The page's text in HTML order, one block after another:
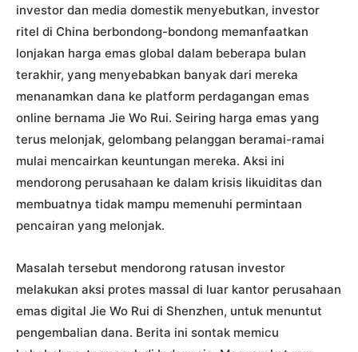
investor dan media domestik menyebutkan, investor
ritel di China berbondong-bondong memanfaatkan
lonjakan harga emas global dalam beberapa bulan
terakhir, yang menyebabkan banyak dari mereka
menanamkan dana ke platform perdagangan emas
online bernama Jie Wo Rui. Seiring harga emas yang
terus melonjak, gelombang pelanggan beramai-ramai
mulai mencairkan keuntungan mereka. Aksi ini
mendorong perusahaan ke dalam krisis likuiditas dan
membuatnya tidak mampu memenuhi permintaan
pencairan yang melonjak.
Masalah tersebut mendorong ratusan investor
melakukan aksi protes massal di luar kantor perusahaan
emas digital Jie Wo Rui di Shenzhen, untuk menuntut
pengembalian dana. Berita ini sontak memicu